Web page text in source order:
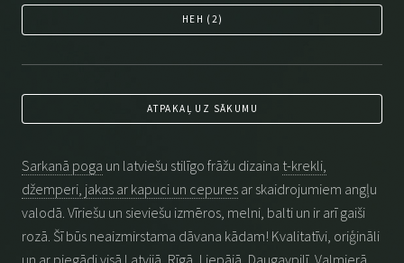
HEH ( 2)
ATPAKAĻ UZ SĀKUMU
Sarkanā poga un latviešu stilīgo frāžu dizaina t-krekli,
džemperi, jakas ar kapuci un cepures ar skaidrojumiem angļu
valodā. Vīriešu un sieviešu izmēros, melni, balti un ir arī gaiši
rozā. Šī būs neaizmirstama dāvana kādam! Kvalitatīvi, oriģināli
un ar piegādi visā Latvijā, Rīgā, Liepājā, Daugavpilī, Valmierā,